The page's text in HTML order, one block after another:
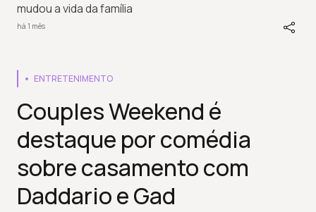
mudou a vida da família
há 1 mês
ENTRETENIMENTO
Couples Weekend é
destaque por comédia
sobre casamento com
Daddario e Gad